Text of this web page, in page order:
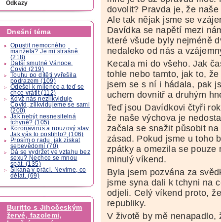
Odkazy
Dnešní téma
Opustit nemocného
manžela? Je mi strašně.
(218)
Další smutné Vánoce.
Covid (219)
Touhu po dítěti vyřešila
podrazem (109)
Odešel k milence a teď se
chce vrátit (112)
Když nás nezlikviduje
Covid, zlikvidujeme se sami
(200)
Jak nebýt nesnesitelná
tchyně? (105)
Koronavirus a nouzový stav.
Jak vás to postihlo? (106)
Prosím o radu, jak získat
sebevědomí (70)
Dá se vydržet ve vztahu bez
sexu? Nechce se mnou
spát. (135)
Šikana v práci. Nevíme, co
dělat. (69)
Buritto s Jihočeským
žervé, fazolemi,
dovolit? Pravda je, že
Ale tak nějak jsme se
Davídka se napětí mezi
které všude byly nejméně
nedaleko od nás a
Kecala mi do všeho. Jak
tohle nebo tamto, jak to,
jsem se s ní i hádala, pak
uchem dovnitř a druhým
Teď jsou Davídkovi čtyři
že naše výchova je
začala se snažit působit
zásad. Pokud jsme u toho
zpátky a omezila se pouze
minulý víkend.
Byla jsem pozvána za
jsme syna dali k tchyni na
odjeli. Celý víkend proto,
republiky.
V životě by mě nenapadlo,